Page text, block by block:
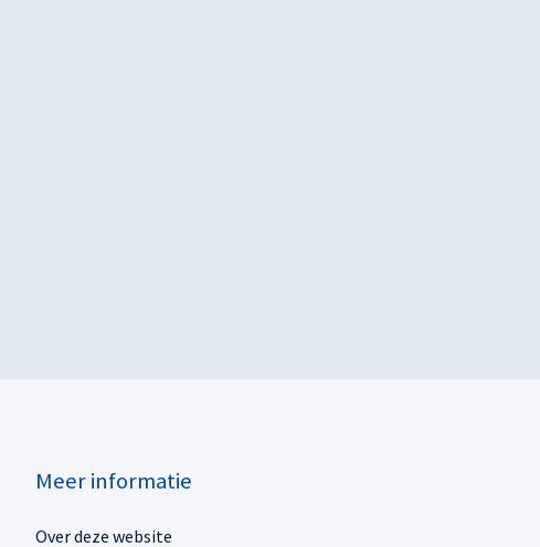
Meer informatie
Over deze website